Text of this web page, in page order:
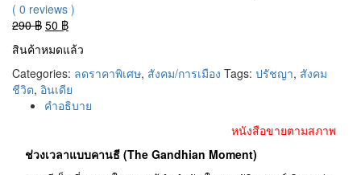
( 0 reviews )
290฿ Original
was:
290 ฿.
50 ฿Current
price
is:
50 ฿.
สินค้าหมดแล้ว
Categories: ลดราคาพิเศษ, สังคม/การเมือง Tags: ปรัชญา, สังคม
ชีวิต, อินเดีย
คำอธิบาย
หนังสือขายตามสภาพ
ช่วงเวลาแบบคานธี (The Gandhian Moment)